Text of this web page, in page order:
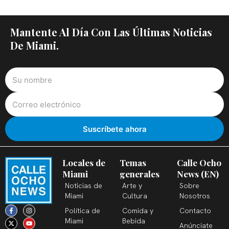
Mantente Al Día Con Las Últimas Noticias
De Miami.
F
a
c
e
I
n
s
t
X
-
t
w
Y
o
u
t
T
i
k
t
L
i
n
k
Locales de
Miami
Noticias de
Miami
Política de
Miami
Temas
generales
Arte y
Cultura
Comida y
Bebida
Calle Ocho
News (EN)
Sobre
Nosotros
Contacto
Anúnciate